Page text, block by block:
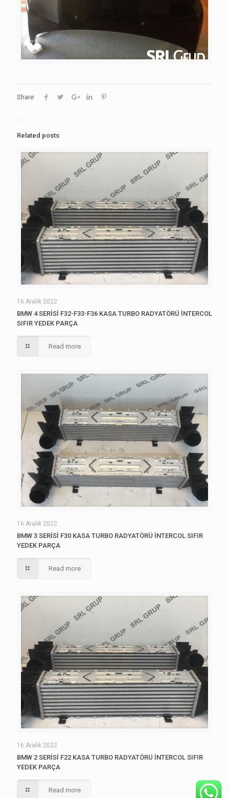
Share
Related posts
16 Aralık 2022
BMW 4 SERİSİ F32-F33-F36 KASA TURBO RADYATÖRÜ İNTERCOL
SIFIR YEDEK PARÇA
Read more
16 Aralık 2022
BMW 3 SERİSİ F30 KASA TURBO RADYATÖRÜ İNTERCOL SIFIR
YEDEK PARÇA
Read more
16 Aralık 2022
BMW 2 SERİSİ F22 KASA TURBO RADYATÖRÜ İNTERCOL SIFIR
YEDEK PARÇA
Read more